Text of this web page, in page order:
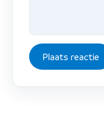
Plaats reactie